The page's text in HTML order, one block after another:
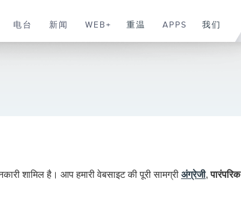
电台 新闻 WEB+ 重温 APPS 我们
शामिल है। आप हमारी वेबसाइट की पूरी सामग्री अंग्रेजी,पारंपरिक